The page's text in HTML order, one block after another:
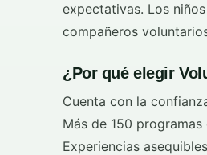
expectativas. Los
compañeros
¿Por qué elegir
Cuenta con la
Más de 150 programas
Experiencias